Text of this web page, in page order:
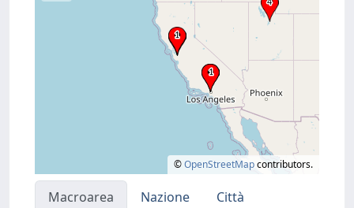
©OpenStreetMapcontributors.
Macroarea Nazione
Città